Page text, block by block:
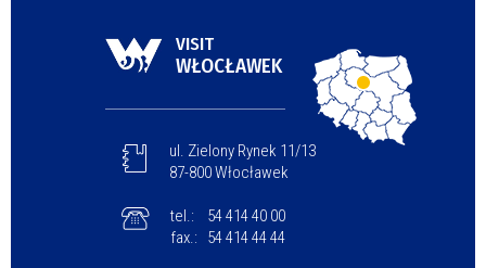
VISIT
WŁOCŁAWEK
ul. Zielony Rynek 11/13
87-800 Włocławek
tel.:
54 414 40 00
fax.:
54 414 44 44